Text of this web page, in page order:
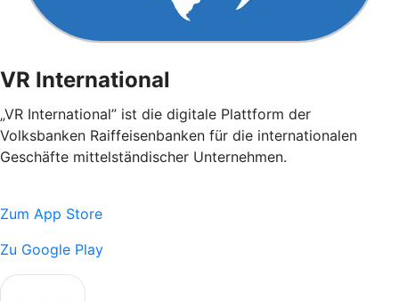
VR International
„VR International” ist die digitale Plattform der
Volksbanken Raiffeisenbanken für die internationalen
Geschäfte mittelständischer Unternehmen.
Zum App Store
Zu Google Play